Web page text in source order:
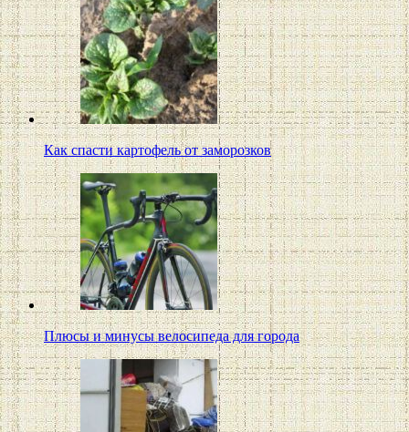
Как спасти картофель от заморозков
Плюсы и минусы велосипеда для города